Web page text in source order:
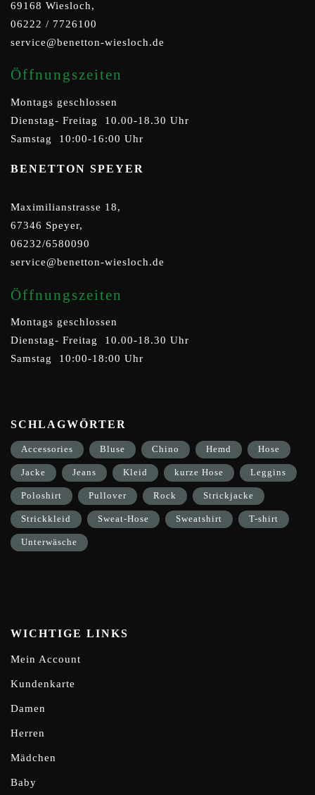
69168 Wiesloch,
06222 / 7726100
service@benetton-wiesloch.de
Öffnungszeiten
Montags geschlossen
Dienstag- Freitag 10.00-18.30 Uhr
Samstag 10:00-16:00 Uhr
BENETTON SPEYER
Maximilianstrasse 18,
67346 Speyer,
06232/6580090
service@benetton-wiesloch.de
Öffnungszeiten
Montags geschlossen
Dienstag- Freitag 10.00-18.30 Uhr
Samstag 10:00-18:00 Uhr
SCHLAGWÖRTER
Accessories Bluse Chino Hemd Hose
Jacke Jeans Kleid kurze Hose Leggins
Poloshirt Pullover Rock Strickjacke
Strickkleid Sweat-Hose Sweatshirt T-shirt
Unterwäsche
WICHTIGE LINKS
Mein Account
Kundenkarte
Damen
Herren
Mädchen
Baby